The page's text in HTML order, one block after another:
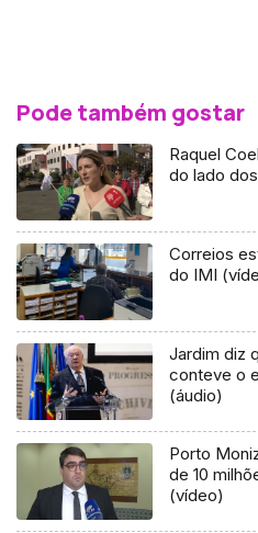
Pode também gostar
Raquel
do lado
Correios
do IMI
Jardim diz
conteve o
(áudio)
Porto
de 10
(vídeo)